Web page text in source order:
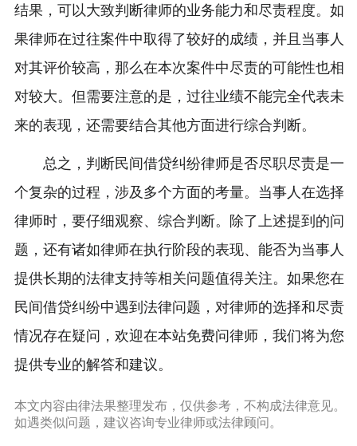
结果，可以大致判断律师的业务能力和尽责程度。如
果律师在过往案件中取得了较好的成绩，并且当事人
对其评价较高，那么在本次案件中尽责的可能性也相
对较大。但需要注意的是，过往业绩不能完全代表未
来的表现，还需要结合其他方面进行综合判断。
总之，判断民间借贷纠纷律师是否尽职尽责是一
个复杂的过程，涉及多个方面的考量。当事人在选择
律师时，要仔细观察、综合判断。除了上述提到的问
题，还有诸如律师在执行阶段的表现、能否为当事人
提供长期的法律支持等相关问题值得关注。如果您在
民间借贷纠纷中遇到法律问题，对律师的选择和尽责
情况存在疑问，欢迎在本站免费问律师，我们将为您
提供专业的解答和建议。
本文内容由律法果整理发布，仅供参考，不构成法律意见。
如遇类似问题，建议咨询专业律师或法律顾问。